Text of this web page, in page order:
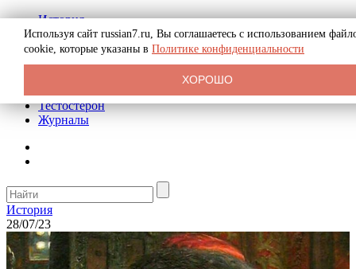
История
Биография
Криминал
Реклама на сайте
Тестостерон
Журналы
История
28/07/23
Используя сайт russian7.ru, Вы соглашаетесь с использованием
cookie, которые указаны в Политике конфиденциальности
ХОРОШО